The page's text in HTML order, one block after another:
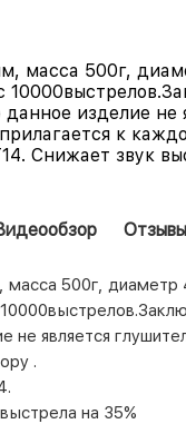
масса 500г,
данное изделие не
к
Снижает звук
Отзывы
масса 500г, диаметр
не является
.
на 35%